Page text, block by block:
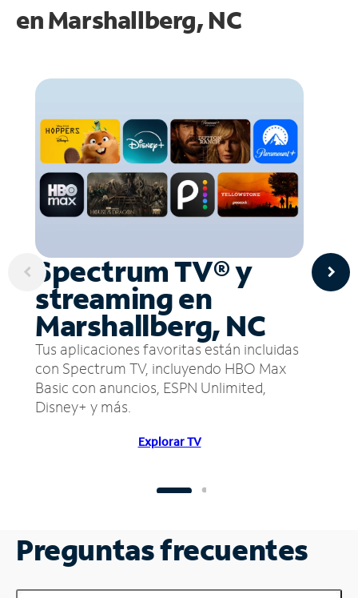
enMarshallberg, NC
Spectrum TV® y
streaming en
Marshallberg, NC
Tus aplicaciones favoritas están incluidas
con Spectrum TV, incluyendo HBO Max
Basic con anuncios, ESPN Unlimited,
Disney+ y más.
Explorar TV
Preguntas frecuentes